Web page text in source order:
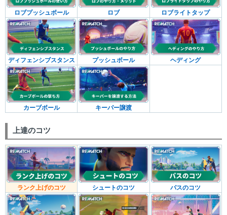
ロブプッシュボール ロブ ロブライトタップ
ディフェンシブスタンス プッシュボール ヘディング
カーブボール キーパー譲渡
上達のコツ
ランク上げのコツ シュートのコツ パスのコツ